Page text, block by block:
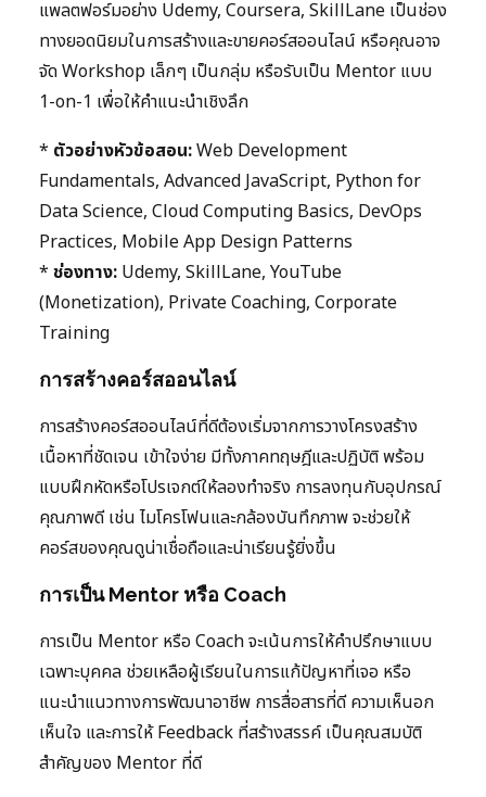
แพลตฟอร์มอย่าง Udemy, Coursera, SkillLane เป็นช่อง
ทางยอดนิยมในการสร้างและขายคอร์สออนไลน์ หรือคุณอาจ
จัด Workshop เล็กๆ เป็นกลุ่ม หรือรับเป็น Mentor แบบ
1-on-1 เพื่อให้คำแนะนำเชิงลึก
* ตัวอย่างหัวข้อสอน:Web Development
Fundamentals, Advanced JavaScript, Python for
Data Science, Cloud Computing Basics, DevOps
Practices, Mobile App Design Patterns
* ช่องทาง: Udemy, SkillLane, YouTube
(Monetization), Private Coaching, Corporate
Training
การสร้างคอร์สออนไลน์
การสร้างคอร์สออนไลน์ที่ดีต้องเริ่มจากการวางโครงสร้าง
เนื้อหาที่ชัดเจน เข้าใจง่าย มีทั้งภาคทฤษฎีและปฏิบัติ พร้อม
แบบฝึกหัดหรือโปรเจกต์ให้ลองทำจริง การลงทุนกับอุปกรณ์
คุณภาพดี เช่น ไมโครโฟนและกล้องบันทึกภาพ จะช่วยให้
คอร์สของคุณดูน่าเชื่อถือและน่าเรียนรู้ยิ่งขึ้น
การเป็น Mentor หรือ Coach
การเป็น Mentor หรือ Coach จะเน้นการให้คำปรึกษาแบบ
เฉพาะบุคคล ช่วยเหลือผู้เรียนในการแก้ปัญหาที่เจอ หรือ
แนะนำแนวทางการพัฒนาอาชีพ การสื่อสารที่ดี ความเห็นอก
เห็นใจ และการให้ Feedback ที่สร้างสรรค์ เป็นคุณสมบัติ
สำคัญของ Mentor ที่ดี